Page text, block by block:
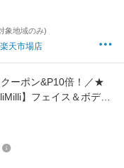
象地域のみ)
天市場店
ーポン&P10倍！／★
】フェイス＆ボディ
マッサージャ
し 筋膜リリース 頭 頭
オリーブヤング公式